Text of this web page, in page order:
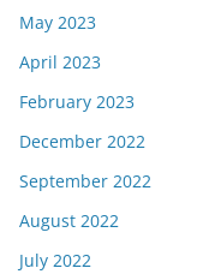
May 2023
April 2023
February 2023
December 2022
September 2022
August 2022
July 2022